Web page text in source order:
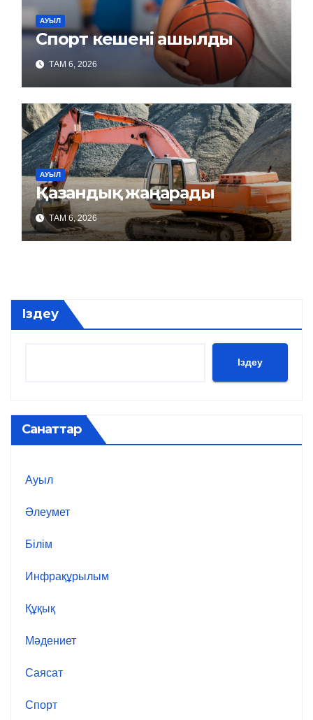
АУЫЛ
Спорт кешені ашылды
ТАМ 6, 2026
АУЫЛ
Қазандық жаңарады
ТАМ 6, 2026
Іздеу
Іздеу
Санаттар
Ауыл
Әлеумет
Білім
Инфрақұрылым
Құқық
Мәдениет
Саясат
Спорт